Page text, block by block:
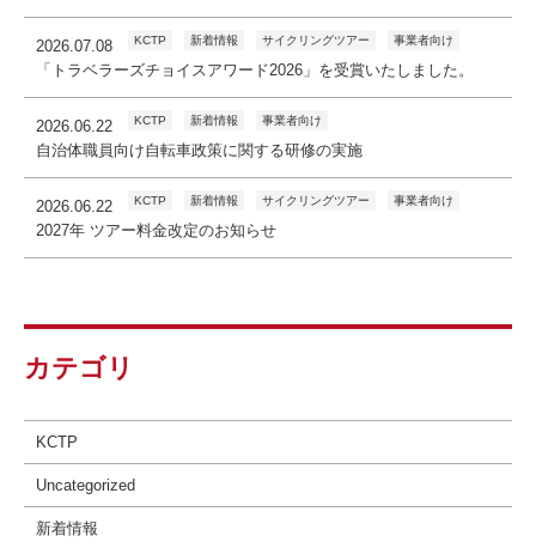
2026.07.08 KCTP 新着情報 サイクリングツアー 事業者向け
「トラベラーズチョイスアワード2026」を受賞いたしました。
2026.06.22 KCTP 新着情報 事業者向け
自治体職員向け自転車政策に関する研修の実施
2026.06.22 KCTP 新着情報 サイクリングツアー 事業者向け
2027年 ツアー料金改定のお知らせ
カテゴリ
KCTP
Uncategorized
新着情報